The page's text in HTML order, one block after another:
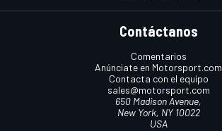
Contáctanos
Comentarios
Anúnciate en Motorsport.com
Contacta con el equipo
sales@motorsport.com
650 Madison Avenue,
New York, NY 10022
USA